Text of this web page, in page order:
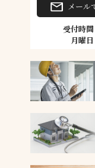
メール
受付時
月曜